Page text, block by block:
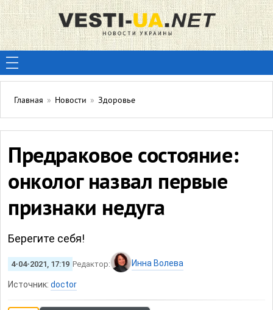
Главная » Новости » Здоровье
Предраковое состояние:
онколог назвал первые
признаки недуга
Берегите себя!
4-04-2021, 17:19 Редактор: Инна Волева
Источник: doctor